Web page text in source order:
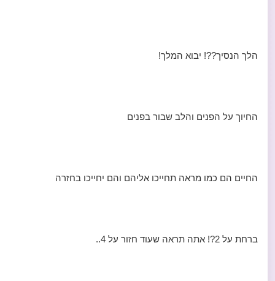
הלך הנסיך??! יבוא המלך!
החיוך על הפנים והלב שבור בפנים
החיים הם כמו מראה תחייכו אליהם והם יחייכו בחזרה
ברחת על 2?! אתה תראה שעוד חזור על 4..